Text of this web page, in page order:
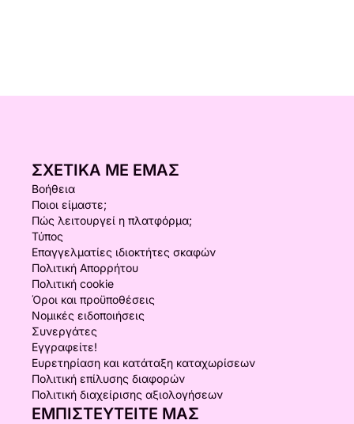
ΣΧΕΤΙΚΆ ΜΕ ΕΜΆΣ
Βοήθεια
Ποιοι είμαστε;
Πώς λειτουργεί η πλατφόρμα;
Τύπος
Επαγγελματίες ιδιοκτήτες σκαφών
Πολιτική Απορρήτου
Πολιτική cookie
Όροι και προϋποθέσεις
Νομικές ειδοποιήσεις
Συνεργάτες
Εγγραφείτε!
Ευρετηρίαση και κατάταξη καταχωρίσεων
Πολιτική επίλυσης διαφορών
Πολιτική διαχείρισης αξιολογήσεων
ΕΜΠΙΣΤΕΥΤΕΊΤΕ ΜΑΣ